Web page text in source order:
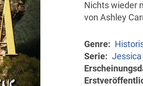
Nichts wieder
von Ashley
Genre
Serie
Jessica